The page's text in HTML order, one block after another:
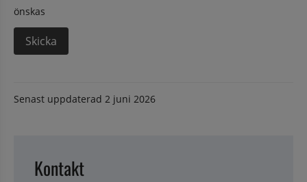
önskas
Senast uppdaterad 2 juni 2026
Kontakt